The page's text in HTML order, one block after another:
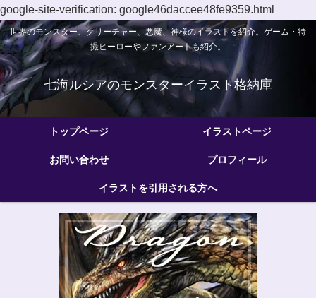
google-site-verification: google46daccee48fe9359.html
世界のモンスター、クリーチャー、悪魔、神様のイラストを紹介。ゲーム・特
撮ヒーローやファンアートも紹介。
七海ルシアのモンスターイラスト格納庫
トップページ イラストページ
お問い合わせ プロフィール
イラストを引用される方へ